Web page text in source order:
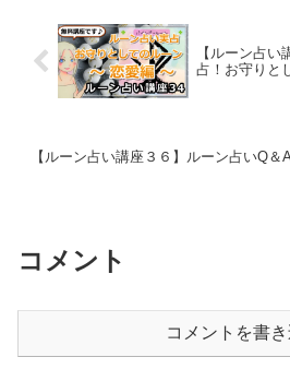
【ルーン占
占！お守りと
【ルーン占い講座３６】ルーン占いQ＆
コメント
コメントを書